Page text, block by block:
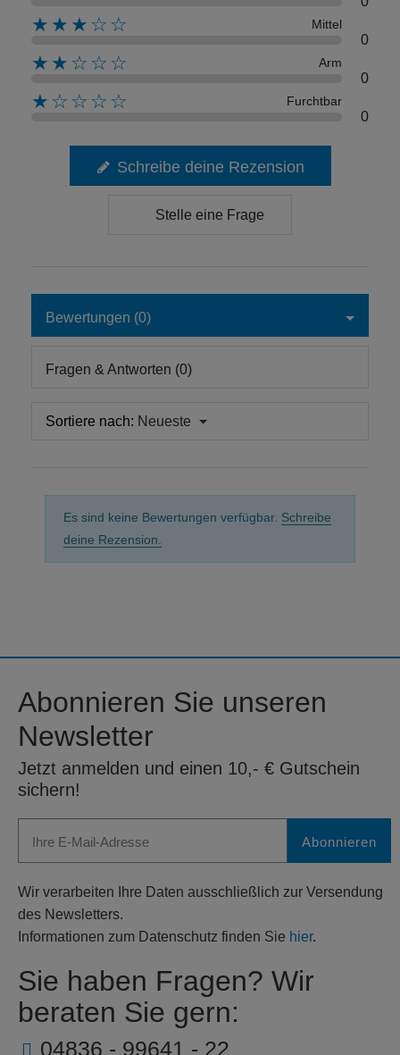
★★★☆☆ Mittel
0
★★☆☆☆ Arm
0
★☆☆☆☆ Furchtbar
0
Schreibe deine Rezension
Stelle eine Frage
Bewertungen (0)
Fragen & Antworten (0)
Sortiere nach: Neueste
Es sind keine Bewertungen verfügbar. Schreibe
deine Rezension.
Abonnieren Sie unseren
Newsletter
Jetzt anmelden und einen 10,- € Gutschein
sichern!
Abonnieren
Wir verarbeiten Ihre Daten ausschließlich zur Versendung
des Newsletters.
Informationen zum Datenschutz finden Sie hier.
Sie haben Fragen? Wir
beraten Sie gern:
04836 - 99641 - 22